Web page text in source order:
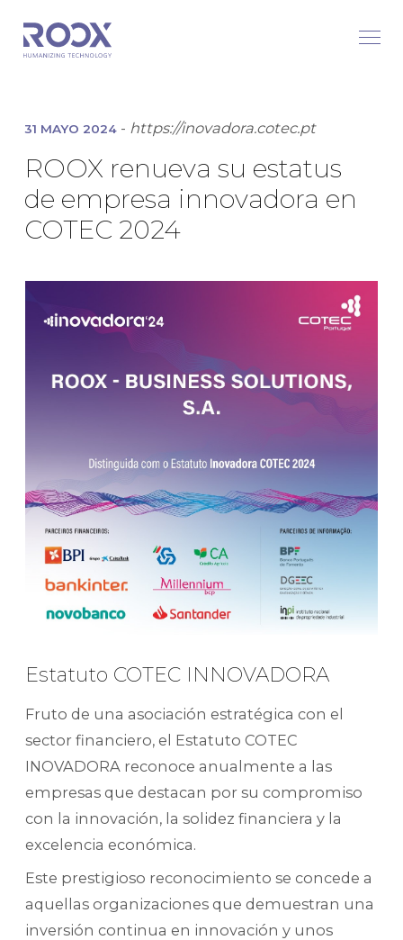
31 MAYO 2024 - https://inovadora.cotec.pt
ROOX renueva su estatus
de empresa innovadora en
COTEC 2024
Estatuto COTEC INNOVADORA
Fruto de una asociación estratégica con el
sector financiero, el Estatuto COTEC
INOVADORA reconoce anualmente a las
empresas que destacan por su compromiso
con la innovación, la solidez financiera y la
excelencia económica.
Este prestigioso reconocimiento se concede a
aquellas organizaciones que demuestran una
inversión continua en innovación y unos